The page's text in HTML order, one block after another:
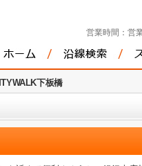
営業時間： 営
下板橋